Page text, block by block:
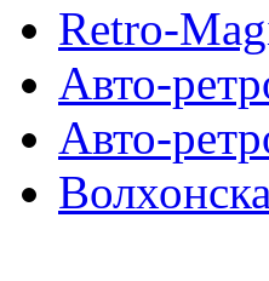
Retro-
Авто-
Авто-